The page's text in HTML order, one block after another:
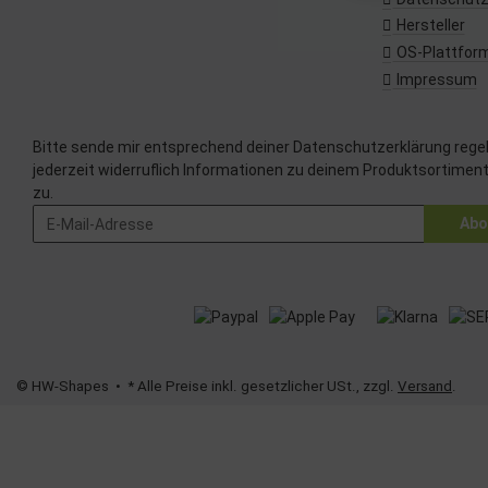
Hersteller
OS-
Impressum
Bitte sende mir entsprechend deiner Datenschutzerklärung
jederzeit widerruflich Informationen zu deinem Produktsortiment
zu.
© HW-Shapes • * Alle Preise inkl. gesetzlicher USt., zzgl. Versand
Verwendung
Messung der
Analyse von
Entwicklung
Verwendung
Verwendung